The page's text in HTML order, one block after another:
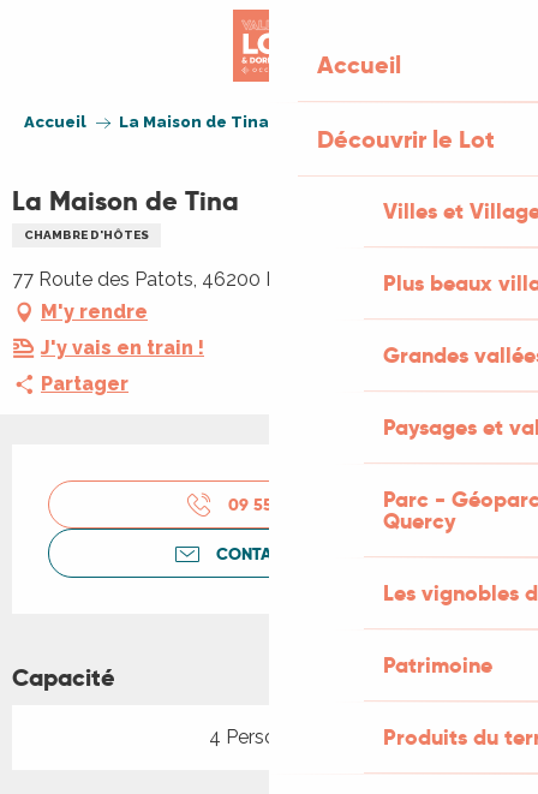
Accueil
Découvrir le Lot
Villes et
Plus beaux
Grandes
Paysages et
Parc -
Quercy
Les vignobles
Patrimoine
Produits du
Accueil La Maison de Tina
La Maison de Tina
CHAMBRE D'HÔTES
77 Route des Patots, 46200 Lanzac
M'y rendre
J'y vais en train !
Partager
Ouverture et coordonnées
09 55 02 73
CONTACTEZ-NOUS
Capacité
4 Personne(s)